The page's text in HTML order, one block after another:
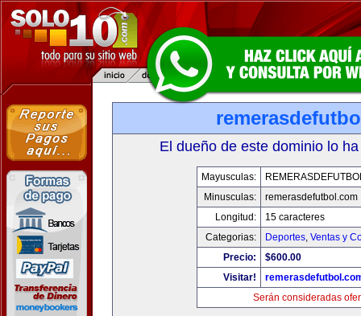
El dueño de este dominio lo
Mayusculas:
Minusculas:
remerasdefutbol.com
Longitud:
15 caracteres
Categorias:
Deportes, Ventas y
Precio:
$600.00
Visitar!
Serán consideradas